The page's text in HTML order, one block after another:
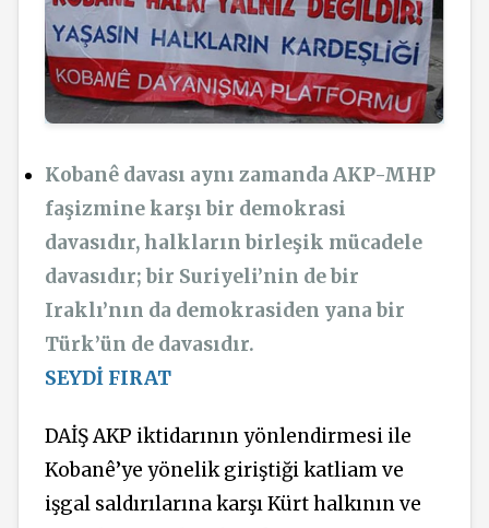
Kobanê davası aynı zamanda AKP-MHP
faşizmine karşı bir demokrasi
davasıdır, halkların birleşik mücadele
davasıdır; bir Suriyeli’nin de bir
Iraklı’nın da demokrasiden yana bir
Türk’ün de davasıdır.
SEYDİ FIRAT
DAİŞ AKP iktidarının yönlendirmesi ile
Kobanê’ye yönelik giriştiği katliam ve
işgal saldırılarına karşı Kürt halkının ve